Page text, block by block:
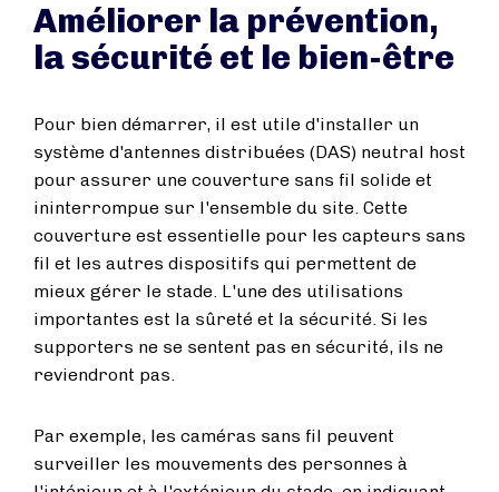
Améliorer la prévention,
la sécurité et le bien-être
Pour bien démarrer, il est utile d'installer un
système d'antennes distribuées (DAS) neutral host
pour assurer une couverture sans fil solide et
ininterrompue sur l'ensemble du site. Cette
couverture est essentielle pour les capteurs sans
fil et les autres dispositifs qui permettent de
mieux gérer le stade. L'une des utilisations
importantes est la sûreté et la sécurité. Si les
supporters ne se sentent pas en sécurité, ils ne
reviendront pas.
Par exemple, les caméras sans fil peuvent
surveiller les mouvements des personnes à